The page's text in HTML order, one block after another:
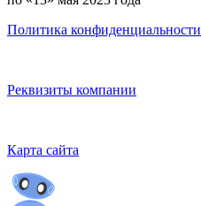
Политика конфиденциальности
Реквизиты компании
Карта сайта